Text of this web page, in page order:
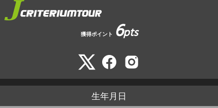
獲得ポイント 6pts
生年月日